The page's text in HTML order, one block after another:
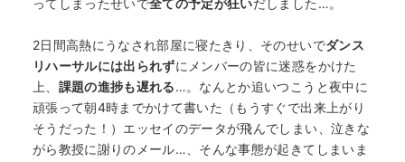
2日間高熱にうなされ部屋に寝たきり、そのせいでダンス
リハーサルには出られずにメンバーの皆に迷惑をかけた
上、 課題の進捗も遅れる…。なんとか追いつこうと夜中に
頑張って朝4時までかけて書いた（もうすぐで出来上がり
そうだった！）エッセイのデータが飛んでしまい、泣きな
がら教授に謝りのメール…、そんな事態が起きてしまいま